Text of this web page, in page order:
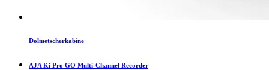
Dolmetscherkabine
AJA Ki Pro GO Multi-Channel Recorder